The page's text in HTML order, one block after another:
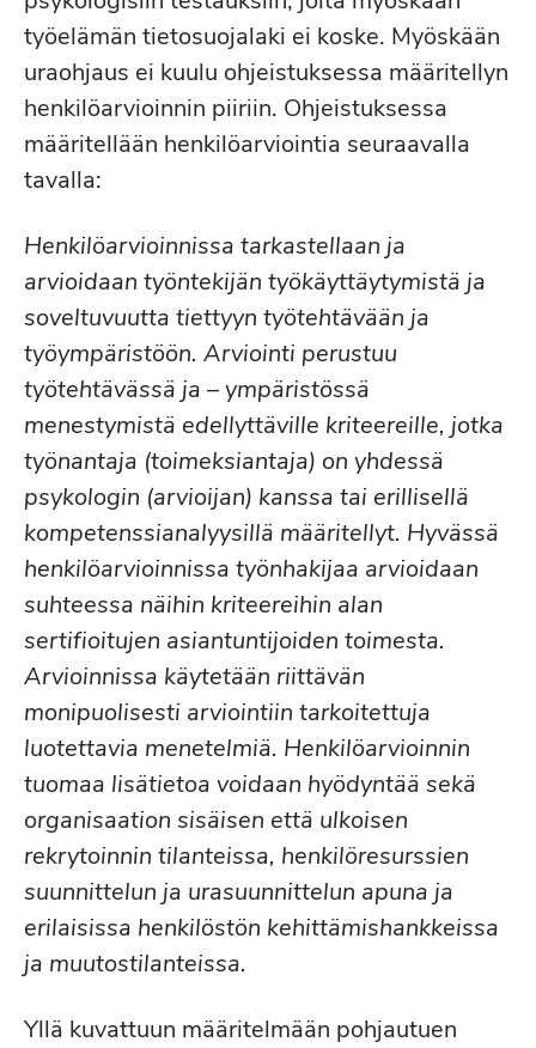
työelämän tietosuojalaki ei koske. Myöskään
uraohjaus ei kuulu ohjeistuksessa määritellyn
henkilöarvioinnin piiriin. Ohjeistuksessa
määritellään henkilöarviointia seuraavalla
tavalla:
Henkilöarvioinnissa tarkastellaan ja
arvioidaan työntekijän työkäyttäytymistä ja
soveltuvuutta tiettyyn työtehtävään ja
työympäristöön. Arviointi perustuu
työtehtävässä ja – ympäristössä
menestymistä edellyttäville kriteereille, jotka
työnantaja (toimeksiantaja) on yhdessä
psykologin (arvioijan) kanssa tai erillisellä
kompetenssianalyysillä määritellyt. Hyvässä
henkilöarvioinnissa työnhakijaa arvioidaan
suhteessa näihin kriteereihin alan
sertifioitujen asiantuntijoiden toimesta.
Arvioinnissa käytetään riittävän
monipuolisesti arviointiin tarkoitettuja
luotettavia menetelmiä. Henkilöarvioinnin
tuomaa lisätietoa voidaan hyödyntää sekä
organisaation sisäisen että ulkoisen
rekrytoinnin tilanteissa, henkilöresurssien
suunnittelun ja urasuunnittelun apuna ja
erilaisissa henkilöstön kehittämishankkeissa
ja muutostilanteissa.
Yllä kuvattuun määritelmään pohjautuen